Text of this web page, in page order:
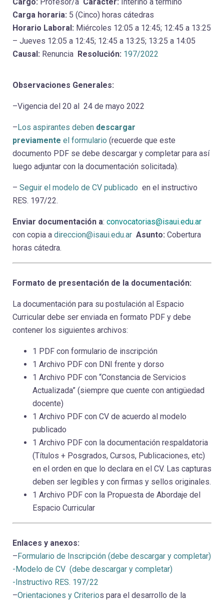
Carga horaria: 5 (Cinco) horas cátedras
Horario Laboral: Miércoles 12:05 a 12:45; 12:45 a 13:25
– Jueves 12:05 a 12:45; 12:45 a 13:25; 13:25 a 14:05
Causal: Renuncia Resolución: 197/2022
Observaciones Generales:
–Vigencia del 20 al 24 de mayo 2022
–Los aspirantes deben descargar
previamente el formulario (recuerde que este
documento PDF se debe descargar y completar para así
luego adjuntar con la documentación solicitada).
– Seguir el modelo de CV publicado en el instructivo
RES. 197/22.
Enviar documentación a: convocatorias@isaui.edu.ar
con copia a direccion@isaui.edu.ar Asunto: Cobertura
horas cátedra.
Formato de presentación de la documentación:
La documentación para su postulación al Espacio
Curricular debe ser enviada en formato PDF y debe
contener los siguientes archivos:
1 PDF con formulario de inscripción
1 Archivo PDF con DNI frente y dorso
1 Archivo PDF con “Constancia de Servicios
Actualizada” (siempre que cuente con antigüedad
docente)
1 Archivo PDF con CV de acuerdo al modelo
publicado
1 Archivo PDF con la documentación respaldatoria
(Títulos + Posgrados, Cursos, Publicaciones, etc)
en el orden en que lo declara en el CV. Las capturas
deben ser legibles y con firmas y sellos originales.
1 Archivo PDF con la Propuesta de Abordaje del
Espacio Curricular
Enlaces y anexos:
–Formulario de Inscripción (debe descargar y completar)
-Modelo de CV (debe descargar y completar)
-Instructivo RES. 197/22
–Orientaciones y Criterios para el desarrollo de la